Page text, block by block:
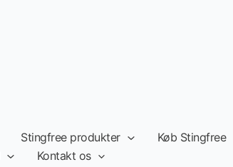
Stingfree produkter
Køb Stingfree
Kontakt os